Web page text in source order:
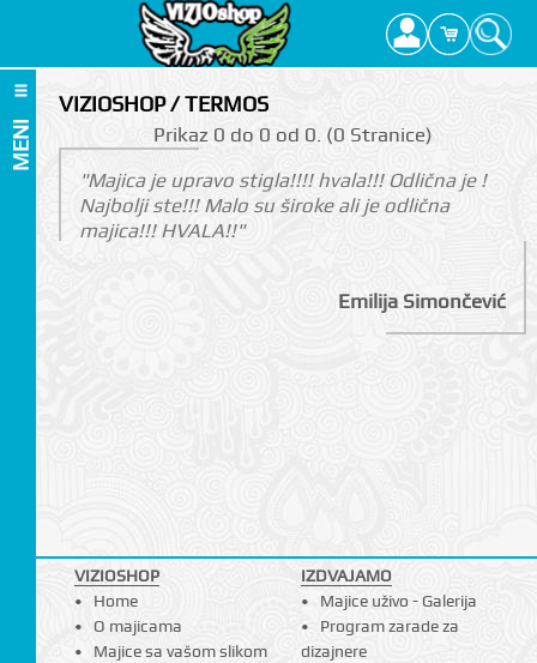
MENI
VIZIOSHOP / TERMOS
Prikаz 0 do 0 оd 0. (0 Strаnicе)
"Majica je upravo stigla!!!! hvala!!! Odlična je !
Najbolji ste!!! Malo su široke ali je odlična
majica!!! HVALA!!"
Emilija Simončević
VIZIOSHOP
Home
O majicama
Majice sa vašom slikom
IZDVAJAMO
Majice uživo - Galerija
Program zarade za
dizajnere